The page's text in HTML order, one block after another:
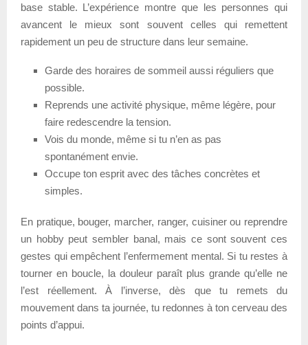
base stable. L’expérience montre que les personnes qui
avancent le mieux sont souvent celles qui remettent
rapidement un peu de structure dans leur semaine.
Garde des horaires de sommeil aussi réguliers que
possible.
Reprends une activité physique, même légère, pour
faire redescendre la tension.
Vois du monde, même si tu n’en as pas
spontanément envie.
Occupe ton esprit avec des tâches concrètes et
simples.
En pratique, bouger, marcher, ranger, cuisiner ou reprendre
un hobby peut sembler banal, mais ce sont souvent ces
gestes qui empêchent l’enfermement mental. Si tu restes à
tourner en boucle, la douleur paraît plus grande qu’elle ne
l’est réellement. À l’inverse, dès que tu remets du
mouvement dans ta journée, tu redonnes à ton cerveau des
points d’appui.